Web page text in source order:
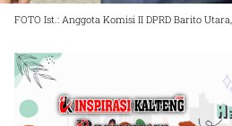
FOTO Ist.: Anggota Komisi II DPRD Barito